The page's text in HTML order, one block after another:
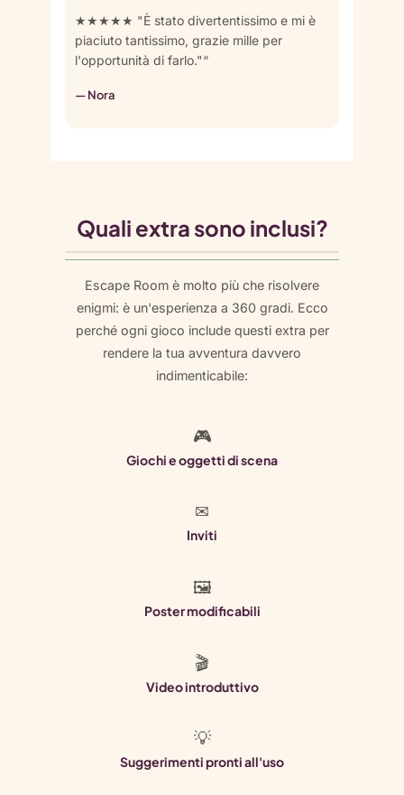
★★★★★ "È stato divertentissimo e mi è
piaciuto tantissimo, grazie mille per
l'opportunità di farlo."“
— Nora
Quali extra sono inclusi?
Escape Room è molto più che risolvere
enigmi: è un'esperienza a 360 gradi. Ecco
perché ogni gioco include questi extra per
rendere la tua avventura davvero
indimenticabile:
🎮
Giochi e oggetti di scena
✉
Inviti
🖼
Poster modificabili
🎬
Video introduttivo
💡
Suggerimenti pronti all'uso